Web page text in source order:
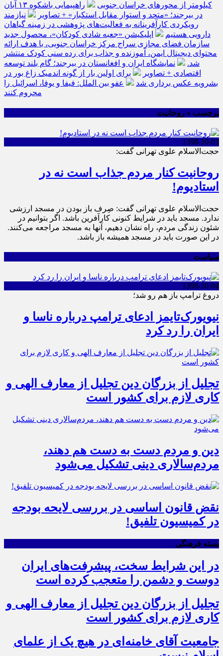
کیلومتر از محورهای خراسان جنوبی
راهپیمایی باشکوه ۱۳ آبان
در بیرجند؛ «متحد و استوار مقابل استکبار» + تصاویر
نیازمند
رویکردی کارآفرینانه به فعالیت‌های پژوهشی در زمینه گیاهان
دارویی هستیم
اپلیکیشن «جعبه شادی کودکان»، محصول جدید
سازمان فضای مجازی سراج مرکز خراسان جنوبی، با هدف ارائه
محتوای دیجیتال ایمن، آموزنده و جذاب برای رده سنی کودک منتشر
شد.
نمایشگاه ایران و افغانستان در بیرجند؛ گام بلند توسعه
اقتصادی + تصاویر
برای اولین بار از گونه اندمیک زاغ بور در
بشرویه عکس برداری شد
عفو بین الملل: فیفا و یوفا، اسرائیل را
محروم کنند
برچسب » روحانیت
1398-10-03
حجت‌الاسلام علوی تهرانی گفت:
روحانیت کنار مردم جذاب است نه در
استادیوم!
حجت‌الاسلام علوی تهرانی گفت: صِرف باز بودن در مسجد ارزشی
ندارد. مسجد باید در شرایط کنونی کارآفرین باشد. اگر بتوانیم در
شئون زندگی مردم، راه نشان دهیم، آنها به مسجد مراجعه می‌کنند.
در این صورت باید در مسجد همیشه باز باشد.
سیاست
1398-10-04
دروغ ترامپ باز هم رو شد؛
نیویورک‌تایمز ادعای ترامپ درباره ناسا و
ایران را رد کرد
تجلیل از بزرگان دین تجلیل از معارف الهی و
کاری لازم برای کشور است
دین و مردم دست به‌ دست هم دهند،
مردم‌سالاری دینی تشکیل می‌شود
نقض قانون اساسی در بررسی لایحه بودجه
در کمیسیون تلفیق!
بسته فرهنگی
در این شرایط سخت، پیشرفت‌های ایران
دوست و دشمن را متعجب کرده است
تجلیل از بزرگان دین تجلیل از معارف الهی و
کاری لازم برای کشور است
جامعیت آقای خامنه‌ای در هیچ یک از علمای